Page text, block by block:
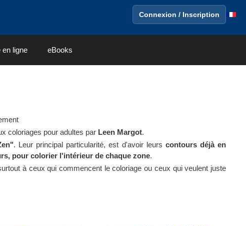
Connexion / Inscription
en ligne eBooks
coloriages pour adultes par Leen Margot.
. Leur principal particularité, est d'avoir leurs contours déjà en
pour colorier l'intérieur de chaque zone.
à ceux qui commencent le coloriage ou ceux qui veulent juste